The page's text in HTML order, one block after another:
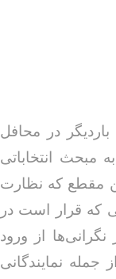
در محافل
مبحث انتخاباتی
مقطع که نظارت
که قرار است در
از ورود
نمایندگانی